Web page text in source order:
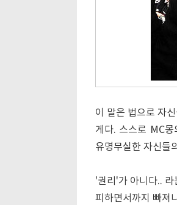
이 말은 법으로 자
게다. 스스로 MC
유명무실한 자신들
'권리'가 아니다.. 라
피하면서까지 빠져